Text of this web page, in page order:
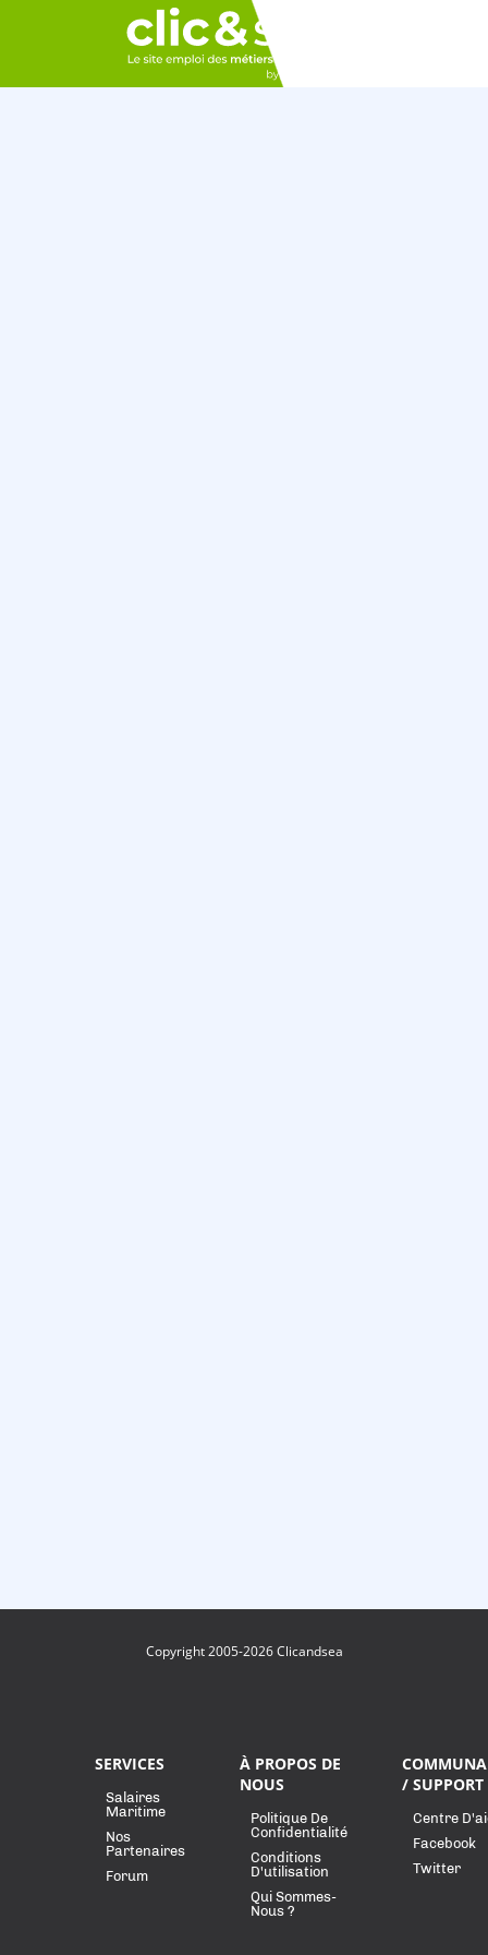
Copyright 2005-2026 Clicandsea
SERVICES
Salaires
Maritime
Nos
Partenaires
Forum
À PROPOS DE
NOUS
Politique De
Confidentialité
Conditions
D'utilisation
Qui Sommes-
Nous ?
/ SUPPORT
Centre
Facebook
Twitter